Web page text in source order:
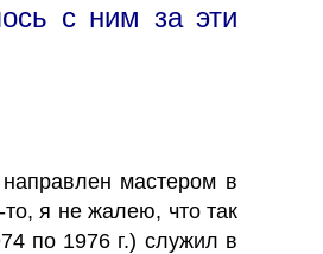
с ним за эти
мастером в
я не жалею, что так
по 1976 г.) служил в